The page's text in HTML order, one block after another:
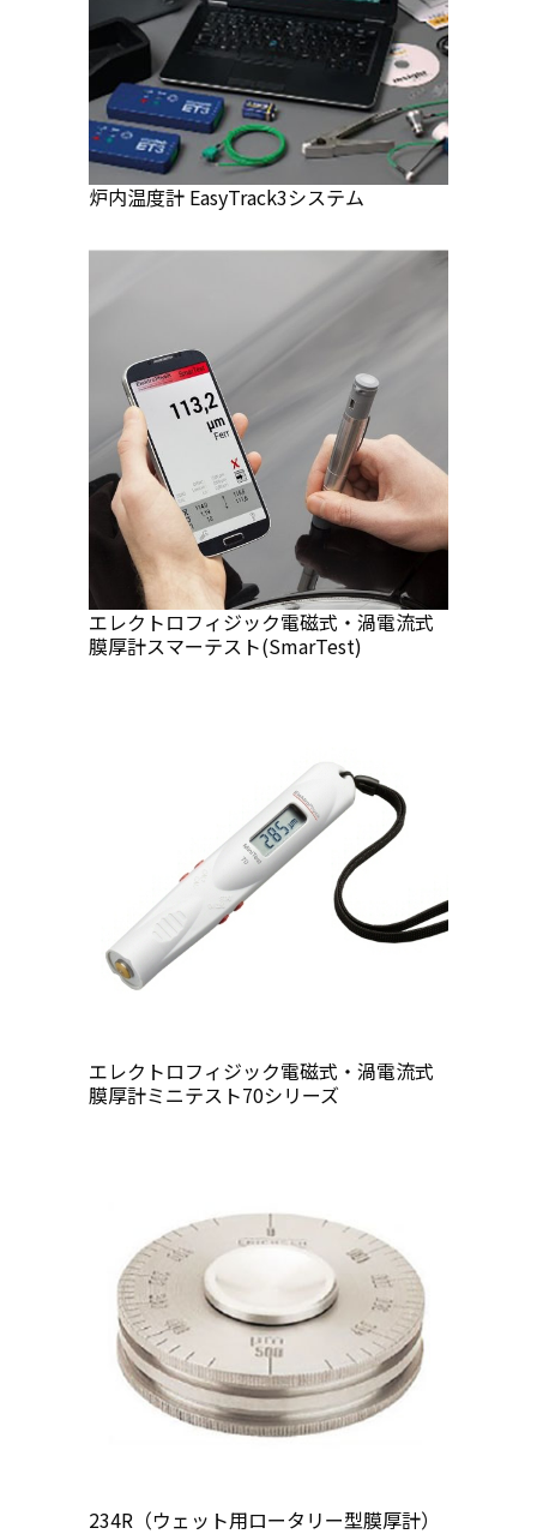
炉内温度計 EasyTrack3システム
エレクトロフィジック電磁式・渦電流式
膜厚計スマーテスト(SmarTest)
エレクトロフィジック電磁式・渦電流式
膜厚計ミニテスト70シリーズ
234R（ウェット用ロータリー型膜厚計）